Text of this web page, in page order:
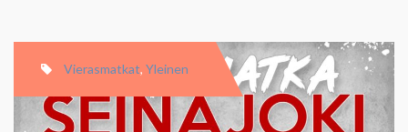
Vierasmatkat, Yleinen